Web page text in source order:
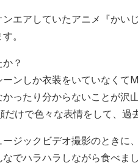
エアしていたアニメ『かい
。
？
ンしか衣装をいていなくて
ったり分からないことが沢
けで色々な表情をして、過
ジックビデオ撮影のときに
でハラハラしながら食べま